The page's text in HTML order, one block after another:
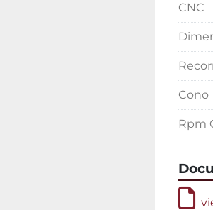
CNC
Cono
Rpm